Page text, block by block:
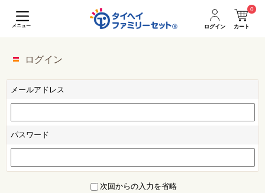
メニュー ログイン カート
0
ログイン
メールアドレス
パスワード
次回からの入力を省略